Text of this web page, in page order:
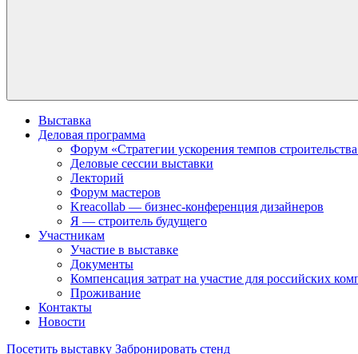
Выставка
Деловая программа
Форум «Стратегии ускорения темпов
Деловые сессии выставки
Лекторий
Форум мастеров
Kreacollab — бизнес-конференция дизайнеров
Я — строитель будущего
Участникам
Участие в выставке
Документы
Компенсация затрат на участие для российских
Проживание
Контакты
Новости
Посетить выставку Забронировать стенд